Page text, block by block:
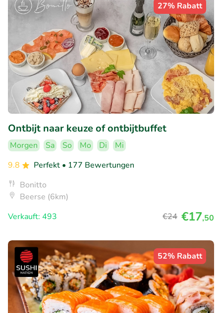
27% Rabatt
Ontbijt naar keuze of ontbijtbuffet
Morgen Sa So Mo Di
Mi
9.8
Perfekt • 177 Bewertungen
Bonitto
Beerse (6km)
Verkauft: 493
€24 €17,50
52% Rabatt